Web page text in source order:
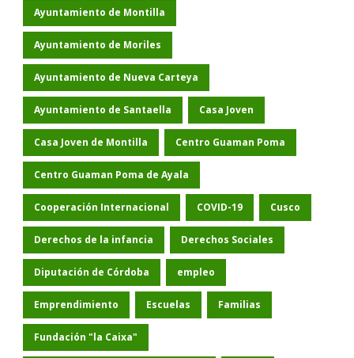
Ayuntamiento de Montilla
Ayuntamiento de Moriles
Ayuntamiento de Nueva Carteya
Ayuntamiento de Santaella Casa Joven
Casa Joven de Montilla Centro Guaman Poma
Centro Guaman Poma de Ayala
Cooperación Internacional COVID-19 Cusco
Derechos de la infancia Derechos Sociales
Diputación de Córdoba empleo
Emprendimiento Escuelas Familias
Fundación "la Caixa"